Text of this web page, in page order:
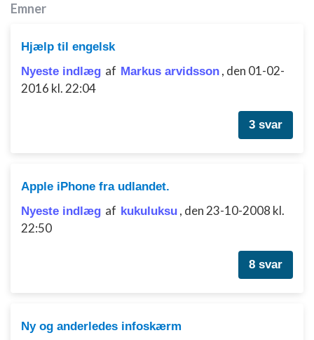
Emner
Hjælp til engelsk
Nyeste indlæg af Markus arvidsson , den 01-02-
2016 kl. 22:04
3 svar
Apple iPhone fra udlandet.
Nyeste indlæg af kukuluksu , den 23-10-2008 kl.
22:50
8 svar
Ny og anderledes infoskærm